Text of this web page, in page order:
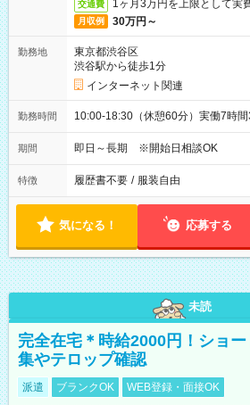
交通費 1ヶ月3万円を上限として実
月収例 30万円～
勤務地
東京都渋谷区
渋谷駅から徒歩1分
インターネット関連
勤務時間 10:00-18:30（休憩60分）実働7時
期間 即日～長期 ※開始日相談OK
特徴 履歴書不要 / 服装自由
気になる！ 応募する
未読
完全在宅＊時給2000円！ショ
集やテロップ確認
派遣 ブランクOK WEB登録・面接OK